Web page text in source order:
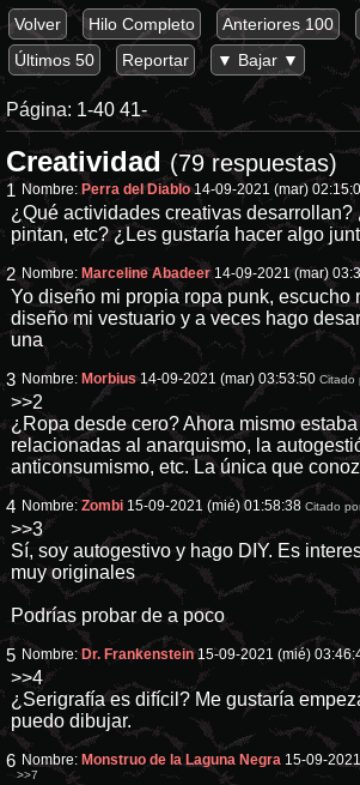
Volver Hilo Completo Anteriores 100
Últimos 50
Reportar ▼ Bajar ▼
Página: 1-40 41-
Creatividad (79 respuestas)
1 Nombre: Perra del Diablo 14-09-2021 (mar)
¿Qué actividades creativas
pintan, etc? ¿Les gustaría hacer algo
2 Nombre: Marceline Abadeer 14-09-2021 (mar)
Yo diseño mi propia ropa punk, escucho
diseño mi vestuario y a veces hago
una
3 Nombre: Morbius 14-09-2021 (mar) 03:53:50 Citado
>>2
¿Ropa desde cero? Ahora mismo
relacionadas al anarquismo, la
anticonsumismo, etc. La única que
4 Nombre:Zombi 15-09-2021 (mié) 01:58:38 Citado
>>3
Sí, soy autogestivo y hago DIY. Es
muy originales
Podrías probar de a poco
5 Nombre: Dr. Frankenstein 15-09-2021 (mié)
>>4
¿Serigrafía es difícil? Me gustaría
puedo dibujar.
6 Nombre: Monstruo de la Laguna Negra 15-09-
>>7